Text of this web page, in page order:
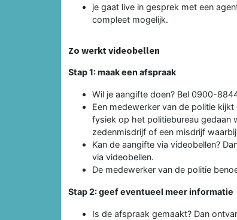
je gaat live in gesprek met een
compleet mogelijk.
Zo werkt videobellen
Stap 1: maak een afspraak
Wil je aangifte doen? Bel 0900-
Een medewerker van de politie
fysiek op het politiebureau gedaan
zedenmisdrijf of een misdrijf
Kan de aangifte via videobellen?
via videobellen.
De medewerker van de politie
Stap 2: geef eventueel meer informatie
Is de afspraak gemaakt? Dan